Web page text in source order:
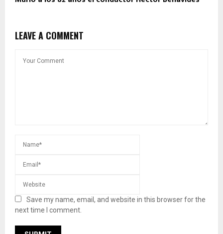
LEAVE A COMMENT
Save my name, email, and website in this browser for the
next time I comment.